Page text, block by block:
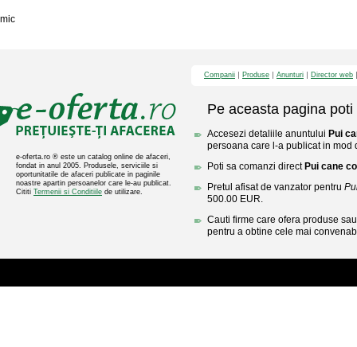
mic
e-oferta.ro ® este un catalog online de afaceri,
fondat in anul 2005. Produsele, serviciile si
oportunitatile de afaceri publicate in paginile
noastre apartin persoanelor care le-au publicat.
Cititi Termenii si Conditiile de utilizare.
Companii Produse Anunturi Director web
Pe aceasta pagina poti
Accesezi detaliile anuntului Pui
persoana care l-a publicat in mod
Poti sa comanzi direct Pui cane
Pretul afisat de vanzator pentru
500.00 EUR.
Cauti firme care ofera produse
pentru a obtine cele mai